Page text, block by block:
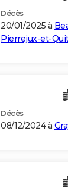
Décès
20/01/2025 à
Pierrejux-et-
Décès
08/12/2024 à